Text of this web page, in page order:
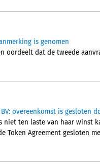
is genomen
oordeelt dat de tweede
overeenkomst is gesloten
niet ten laste van haar winst
Token Agreement gesloten